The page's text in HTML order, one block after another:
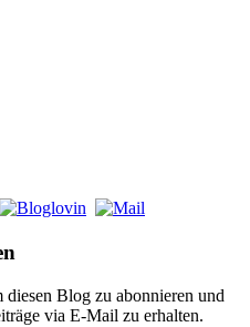
Blog zu abonnieren und
via E-Mail zu erhalten.